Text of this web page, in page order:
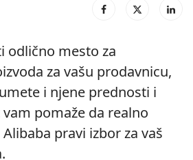
odlično mesto za
za vašu prodavnicu,
i njene prednosti i
pomaže da realno
pravi izbor za vaš